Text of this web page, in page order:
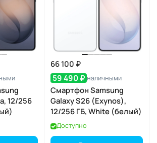
12/256
66 100 ₽
59 490 ₽ наличными
Смартфон Samsung
Galaxy S26 (Exynos),
12/256 ГБ, White (белый)
Доступно